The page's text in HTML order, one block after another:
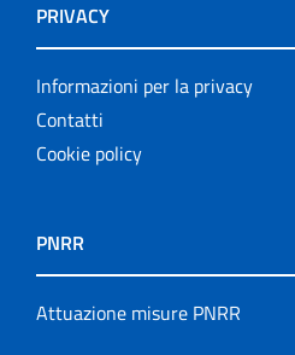
PRIVACY
Informazioni per la privacy
Contatti
Cookie policy
PNRR
Attuazione misure PNRR